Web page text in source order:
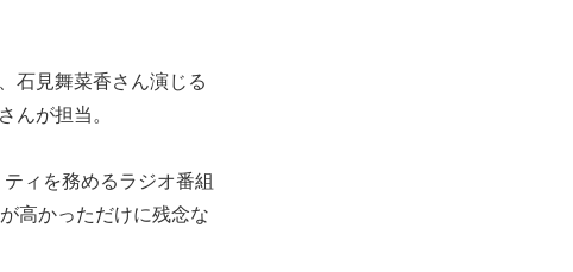
石見舞菜香さん演じる
んが担当。
ィを務めるラジオ番組
高かっただけに残念な